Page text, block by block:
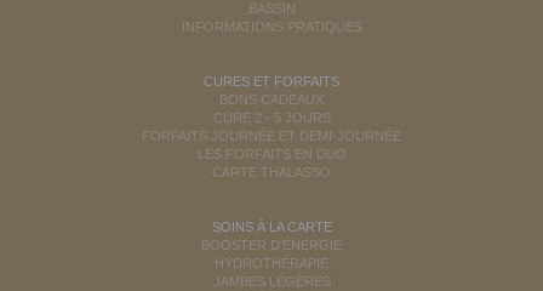
BASSIN
INFORMATIONS PRATIQUES
CURES ET FORFAITS
BONS CADEAUX
CURE 2 - 5 JOURS
FORFAITS JOURNÉE ET DEMI-JOURNÉE
LES FORFAITS EN DUO
CARTE THALASSO
SOINS À LA CARTE
BOOSTER D'ÉNERGIE
HYDROTHÉRAPIE
JAMBES LÉGÈRES